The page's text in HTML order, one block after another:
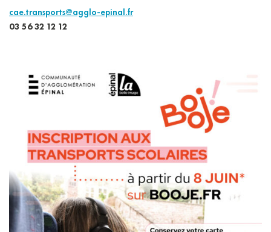
cae.transports@agglo-epinal.fr
03 56 32 12 12